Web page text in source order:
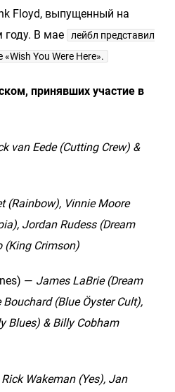
Floyd, выпущенный на
году. В мае
лейбл представил
You Were Here».
принявших участие в
van Eede (Cutting Crew) &
(Rainbow), Vinnie Moore
Jordan Rudess (Dream
(King Crimson)
— James LaBrie (Dream
(Blue Öyster Cult),
Blues) & Billy Cobham
Wakeman (Yes), Jan